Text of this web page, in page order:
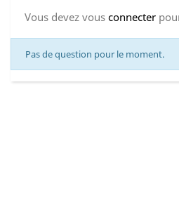
Vous devez vous connecter
Pas de question pour le moment.